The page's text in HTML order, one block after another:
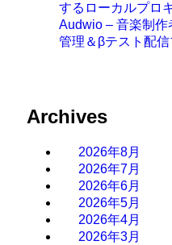
するローカルプロ
Audwio – 音楽制作
管理＆βテスト配
Archives
2026年8月
2026年7月
2026年6月
2026年5月
2026年4月
2026年3月